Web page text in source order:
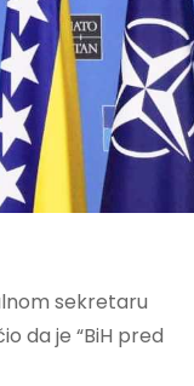
sekretaru
da je “BiH pred